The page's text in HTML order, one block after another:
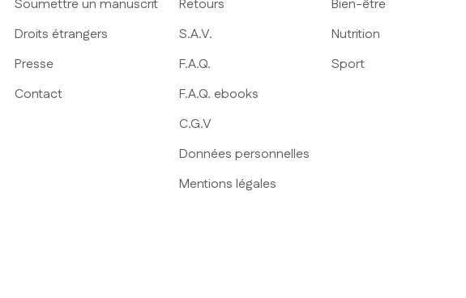
Soumettre un manuscrit
Droits étrangers
Presse
Contact
Retours
S.A.V.
F.A.Q.
F.A.Q. ebooks
C.G.V
Données personnelles
Mentions légales
Bien-être
Nutrition
Sport